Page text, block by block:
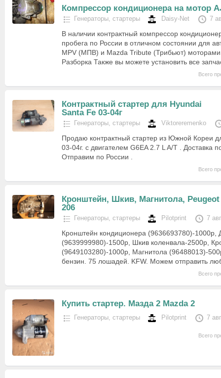
Компрессор кондиционера на мотор
Генераторы, стартеры Daisy-Net 7
В наличии контрактный компрессор
пробега по России в отличном состоянии для
MPV (МПВ) и Mazda Tribute (Трибьют) моторами
Разборка Также вы можете установить все
Всего
Контрактный стартер для Hyundai
Santa Fe 03-04г
Генераторы, стартеры Viktoreremenko
Продаю контрактный стартер из Южной Кореи
03-04г. с двигателем G6EA 2.7 L A/T . Доставка
Отправим по России .
Всего
Кронштейн, Шкив, Магнитола, Peugeot
206
Генераторы, стартеры Pilotprint 7
Кронштейн кондиционера (9636693780)-1000р,
(9639999980)-1500р, Шкив коленвала-2500р,
(9649103280)-1000р, Магнитола (96488013)-
бензин. 75 лошадей. KFW. Можем отправить
Всего
Купить стартер. Мазда 2 Mazda 2
Генераторы, стартеры Pilotprint 7
Всего